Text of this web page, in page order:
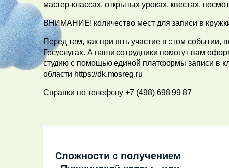
мастер-классах, открытых уроках, квестах,
ВНИМАНИЕ! количество мест для записи в
Перед тем, как принять участие в этом событии,
Госуслугах. А наши сотрудники помогут вам
студию с помощью единой платформы записи в
области https://dk.mosreg.ru
Справки по телефону +7 (498) 698 99 87
Сложности с получением